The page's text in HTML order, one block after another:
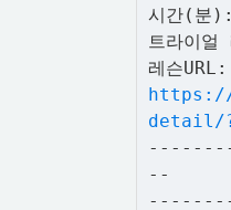
시간(분
트라이
레슨URL:
https://
detail/
--